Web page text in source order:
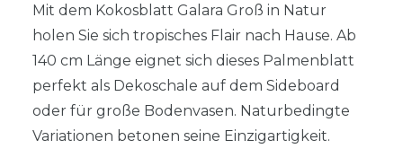
Mit dem Kokosblatt Galara Groß in Natur
holen Sie sich tropisches Flair nach Hause. Ab
140 cm Länge eignet sich dieses Palmenblatt
perfekt als Dekoschale auf dem Sideboard
oder für große Bodenvasen. Naturbedingte
Variationen betonen seine Einzigartigkeit.